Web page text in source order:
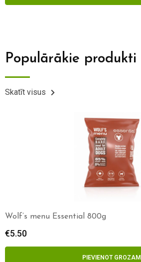
Populārākie produkti
Skatīt visus
Wolf’s menu Essential 800g
€5.50
PIEVIENOT GROZAM